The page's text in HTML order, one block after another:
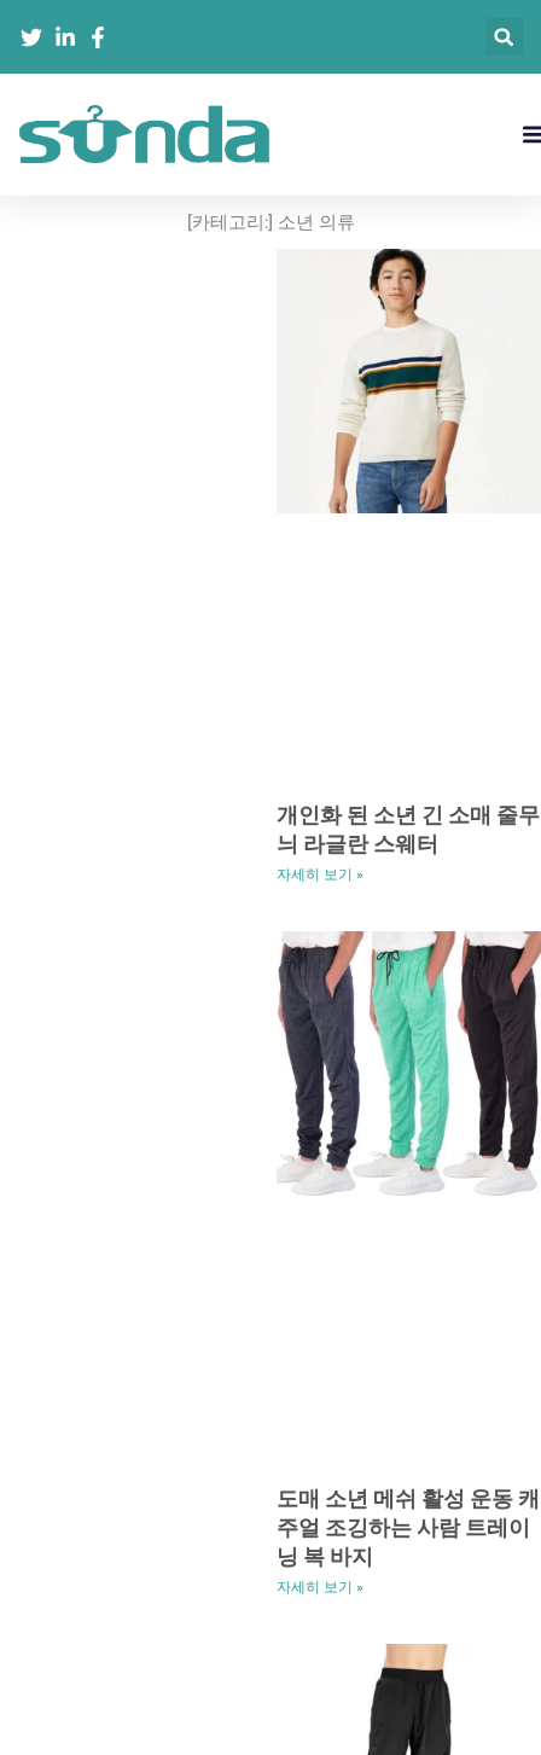
츠
[카테고리:] 소년 의류
개인화 된 소년 긴 소매 줄무
늬 라글란 스웨터
자세히 보기 »
도매 소년 메쉬 활성 운동 캐
주얼 조깅하는 사람 트레이
닝 복 바지
자세히 보기 »